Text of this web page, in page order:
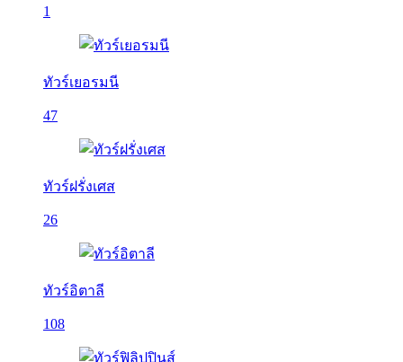
1
ทัวร์เยอรมนี
47
ทัวร์ฝรั่งเศส
26
ทัวร์อิตาลี
108